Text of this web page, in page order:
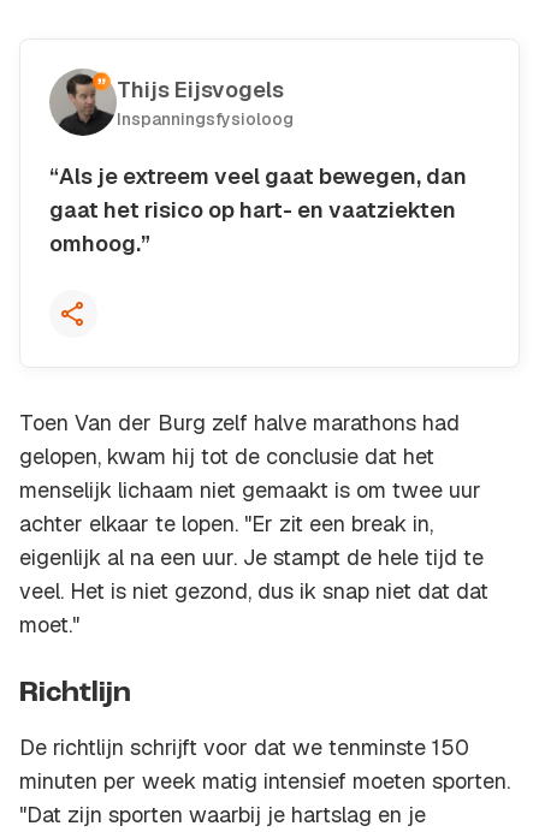
Thijs Eijsvogels
Inspanningsfysioloog
“Als je extreem veel gaat bewegen, dan
gaat het risico op hart- en vaatziekten
omhoog.”Kopieer quote
Toen Van der Burg zelf halve marathons had
gelopen, kwam hij tot de conclusie dat het
menselijk lichaam niet gemaakt is om twee uur
achter elkaar te lopen. "Er zit een break in,
eigenlijk al na een uur. Je stampt de hele tijd te
veel. Het is niet gezond, dus ik snap niet dat dat
moet."
Richtlijn
De richtlijn schrijft voor dat we tenminste 150
minuten per week matig intensief moeten sporten.
"Dat zijn sporten waarbij je hartslag en je